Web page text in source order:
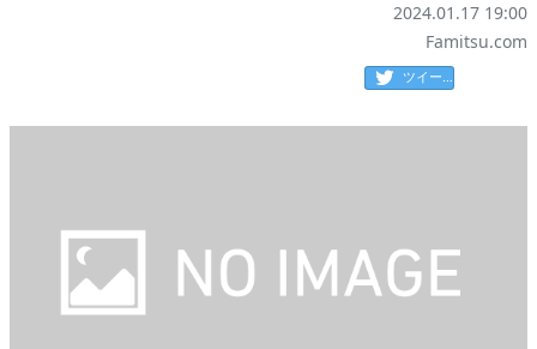
2024.01.17 19:00
Famitsu.com
ツイート